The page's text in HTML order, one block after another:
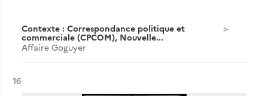
Contexte : Correspondance politique et
commerciale (CPCOM), Nouvelle...
Affaire Goguyer
Résultat n°
16